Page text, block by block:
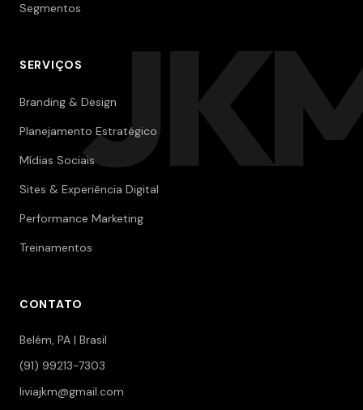
Segmentos
SERVIÇOS
Branding & Design
Planejamento Estratégico
Mídias Sociais
Sites & Experiência Digital
Performance Marketing
Treinamentos
CONTATO
Belém, PA | Brasil
(91) 99213-7303
liviajkm@gmail.com